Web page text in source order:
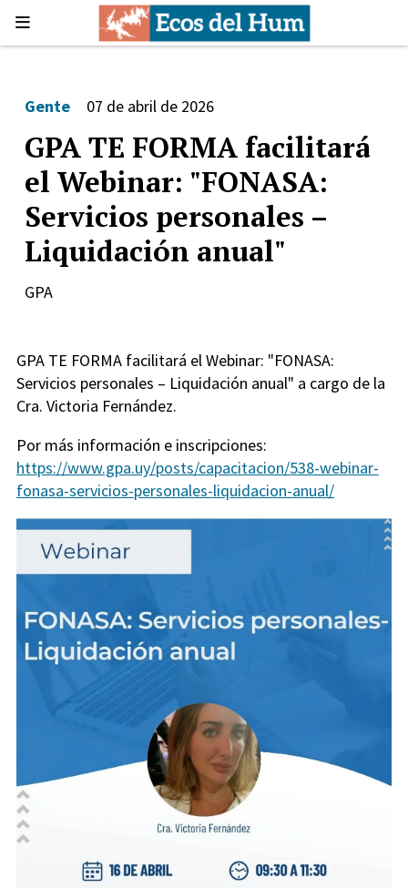
GPA TE FORMA facilitará
el Webinar: "FONASA:
Servicios personales –
Liquidación anual"
Gente 07 de abril de 2026
GPA
GPA TE FORMA facilitará el Webinar: "FONASA:
Servicios personales – Liquidación anual" a cargo de la
Cra. Victoria Fernández.
Por más información e inscripciones:
https://www.gpa.uy/posts/capacitacion/538-webinar-
fonasa-servicios-personales-liquidacion-anual/